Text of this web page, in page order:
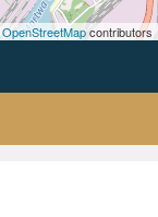
OpenStreetMapcontributors